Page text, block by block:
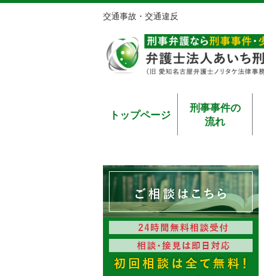
交通事故・交通違反
トップページ
刑事事件の
流れ